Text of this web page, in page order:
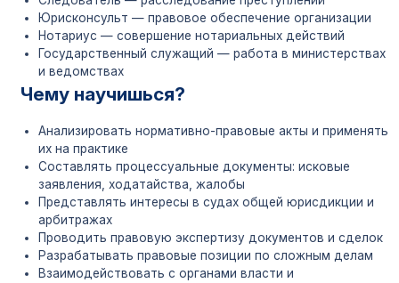
Юрисконсульт — правовое обеспечение организации
Нотариус — совершение нотариальных действий
Государственный служащий — работа в министерствах
и ведомствах
Чему научишься?
Анализировать нормативно-правовые акты и применять
их на практике
Составлять процессуальные документы: исковые
заявления, ходатайства, жалобы
Представлять интересы в судах общей юрисдикции и
арбитражах
Проводить правовую экспертизу документов и сделок
Разрабатывать правовые позиции по сложным делам
Взаимодействовать с органами власти и